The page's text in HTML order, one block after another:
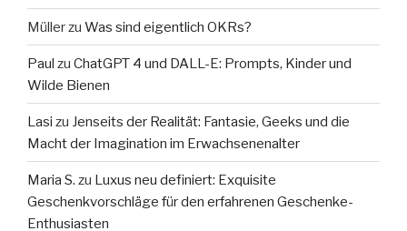
Müllerzu Was sind eigentlich OKRs?
Paul zu ChatGPT 4 und DALL-E: Prompts, Kinder und
Wilde Bienen
Lasi zu Jenseits der Realität: Fantasie, Geeks und die
Macht der Imagination im Erwachsenenalter
Maria S. zu Luxus neu definiert: Exquisite
Geschenkvorschläge für den erfahrenen Geschenke-
Enthusiasten